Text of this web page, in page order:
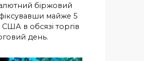
біржовий
майже 5
США в обсязі торгів
день.